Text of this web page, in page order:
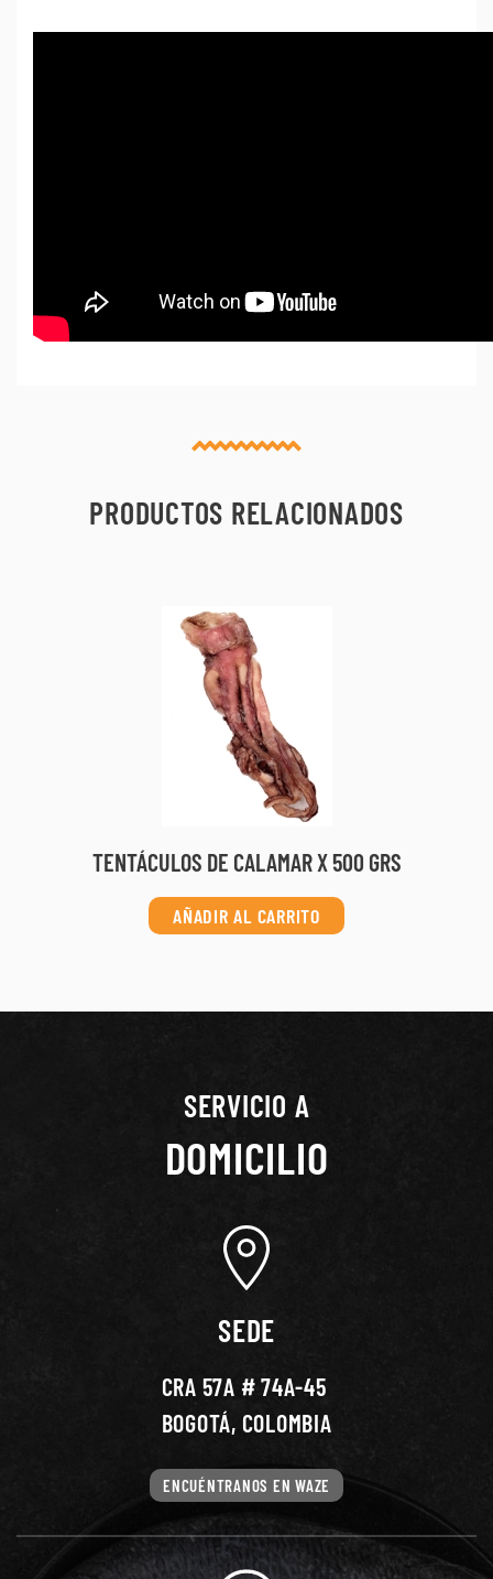
PRODUCTOS RELACIONADOS
WASABI EN TUBO X 43 GRS
AÑADIR AL CARRITO
SERVICIO A
DOMICILIO
SEDE
CRA 57A # 74A-45
BOGOTÁ, COLOMBIA
ENCUÉNTRANOS EN WAZE